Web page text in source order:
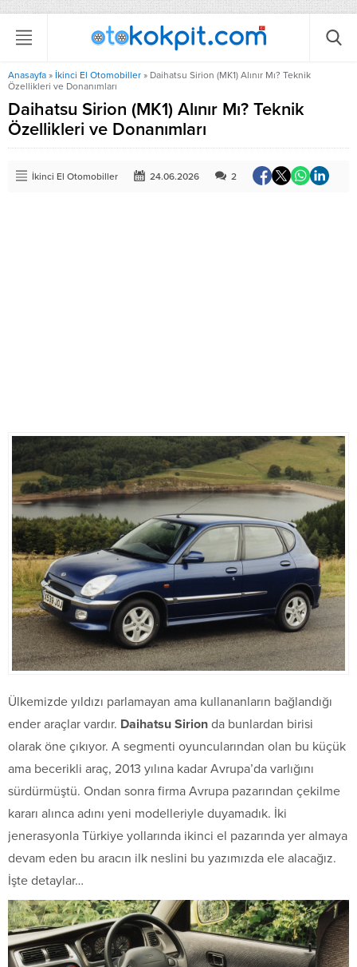
Anasayfa » İkinci El Otomobiller » Daihatsu Sirion (MK1) Alınır Mı? Teknik
Özellikleri ve Donanımları
Daihatsu Sirion (MK1) Alınır Mı? Teknik
Özellikleri ve Donanımları
İkinci El Otomobiller 24.06.2026 2
Ülkemizde yıldızı parlamayan ama kullananların bağlandığı
ender araçlar vardır. Daihatsu Sirion da bunlardan birisi
olarak öne çıkıyor. A segmenti oyuncularından olan bu küçük
ama becerikli araç, 2013 yılına kadar Avrupa’da varlığını
sürdürmüştü. Ondan sonra firma Avrupa pazarından çekilme
kararı alınca adını yeni modelleriyle duyamadık. İki
jenerasyonla Türkiye yollarında ikinci el pazarında yer almaya
devam eden bu aracın ilk neslini bu yazımızda ele alacağız.
İşte detaylar…